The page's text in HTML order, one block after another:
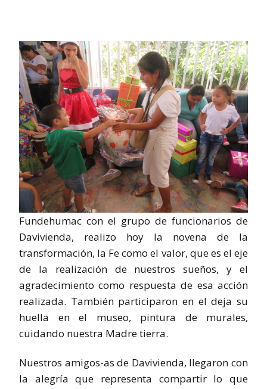
Fundehumac con el grupo de funcionarios de
Davivienda, realizo hoy la novena de la
transformación, la Fe como el valor, que es el eje
de la realización de nuestros sueños, y el
agradecimiento como respuesta de esa acción
realizada. También participaron en el deja su
huella en el museo, pintura de murales,
cuidando nuestra Madre tierra.
Nuestros amigos-as de Davivienda, llegaron con
la alegría que representa compartir lo que